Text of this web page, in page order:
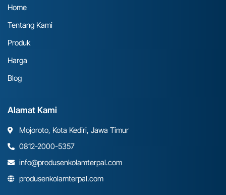
Home
Tentang Kami
Produk
Harga
Blog
Alamat Kami
Mojoroto, Kota Kediri, Jawa Timur
0812-2000-5357
info@produsenkolamterpal.com
produsenkolamterpal.com